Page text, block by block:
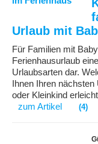
Urlaub mit
Für Familien mit
Ferienhausurlaub
Urlaubsarten dar.
Ihnen Ihren
oder Kleinkind
zum Artikel
(4)